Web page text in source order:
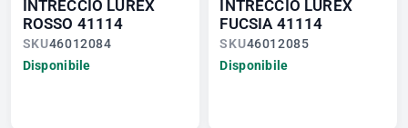
INTRECCIO LUREX
ROSSO 41114
SKU46012084
Disponibile
INTRECCIO LUREX
FUCSIA 41114
SKU46012085
Disponibile